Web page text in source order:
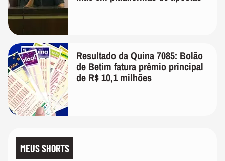
Resultado da Quina 7085: Bolão
de Betim fatura prêmio principal
de R$ 10,1 milhões
MEUS SHORTS